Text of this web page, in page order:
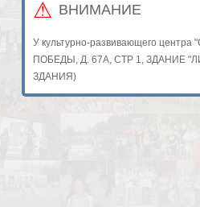
ВНИМАНИЕ
У культурно-развивающего
ПОБЕДЫ, Д. 67А, СТР 1, ЗДАНИЕ
ЗДАНИЯ)